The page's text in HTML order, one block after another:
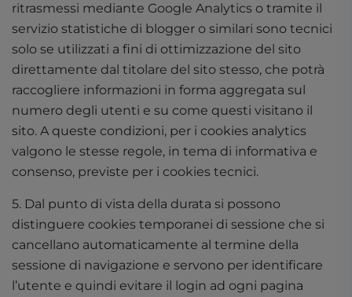
ritrasmessi mediante Google Analytics o tramite il
servizio statistiche di blogger o similari sono tecnici
solo se utilizzati a fini di ottimizzazione del sito
direttamente dal titolare del sito stesso, che potrà
raccogliere informazioni in forma aggregata sul
numero degli utenti e su come questi visitano il
sito. A queste condizioni, per i cookies analytics
valgono le stesse regole, in tema di informativa e
consenso, previste per i cookies tecnici.
5. Dal punto di vista della durata si possono
distinguere cookies temporanei di sessione che si
cancellano automaticamente al termine della
sessione di navigazione e servono per identificare
l’utente e quindi evitare il login ad ogni pagina